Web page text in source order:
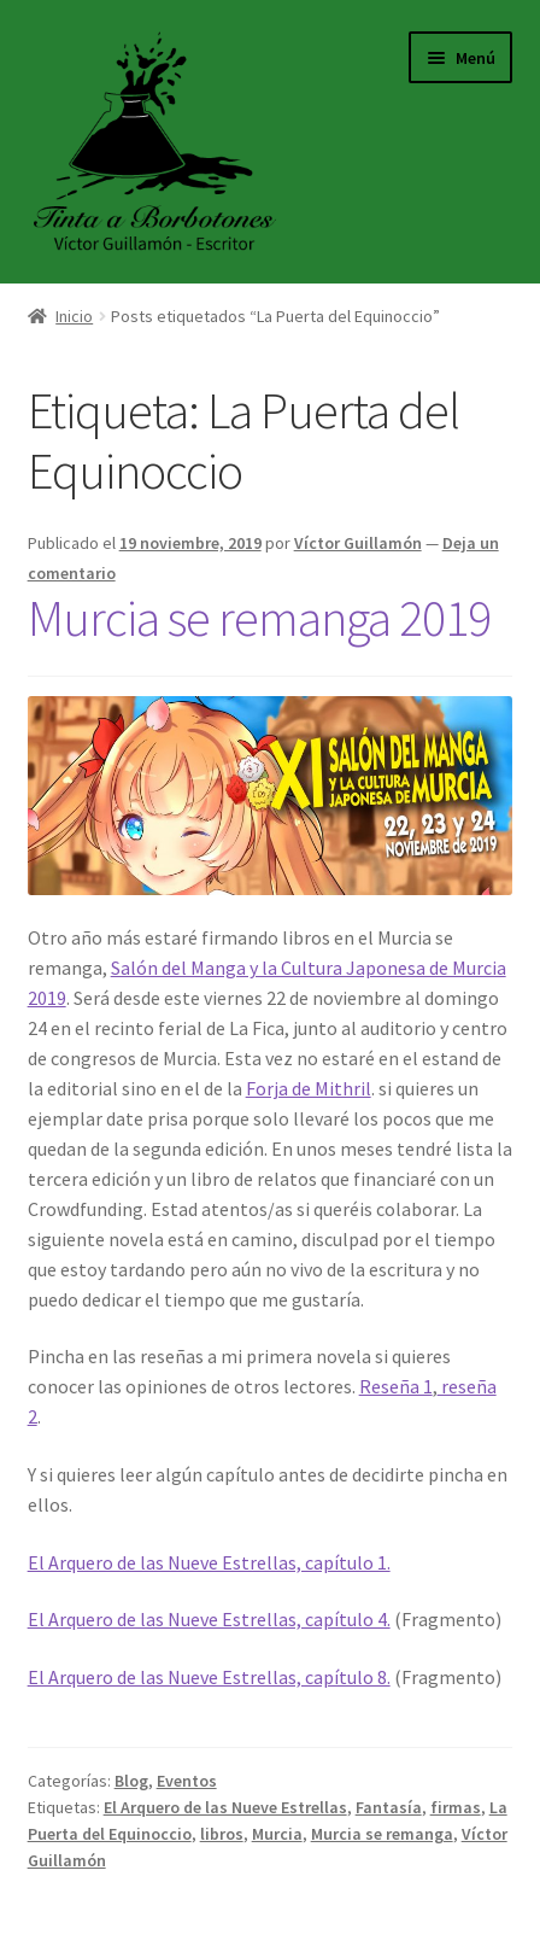
navegación
contenido
Menú
INICIO
TIENDA
BLOG
Inicio Posts etiquetados “La Puerta del Equinoccio”
Etiqueta: La Puerta del
Equinoccio
Publicado el 19 noviembre, 2019porVíctor Guillamón — Deja un
comentario
Murcia se remanga 2019
Otro año más estaré firmando libros en el Murcia se
remanga, Salón del Manga y la Cultura Japonesa de Murcia
2019. Será desde este viernes 22 de noviembre al domingo
24 en el recinto ferial de La Fica, junto al auditorio y centro
de congresos de Murcia. Esta vez no estaré en el estand de
la editorial sino en el de la Forja de Mithril. si quieres un
ejemplar date prisa porque solo llevaré los pocos que me
quedan de la segunda edición. En unos meses tendré lista la
tercera edición y un libro de relatos que financiaré con un
Crowdfunding. Estad atentos/as si queréis colaborar. La
siguiente novela está en camino, disculpad por el tiempo
que estoy tardando pero aún no vivo de la escritura y no
puedo dedicar el tiempo que me gustaría.
Pincha en las reseñas a mi primera novela si quieres
conocer las opiniones de otros lectores. Reseña 1, reseña
2.
Y si quieres leer algún capítulo antes de decidirte pincha en
ellos.
El Arquero de las Nueve Estrellas, capítulo 1.
El Arquero de las Nueve Estrellas, capítulo 4. (Fragmento)
El Arquero de las Nueve Estrellas, capítulo 8. (Fragmento)
Categorías: Blog, Eventos
Etiquetas: El Arquero de las Nueve Estrellas, Fantasía, firmas, La
Puerta del Equinoccio, libros, Murcia, Murcia se remanga, Víctor
Guillamón